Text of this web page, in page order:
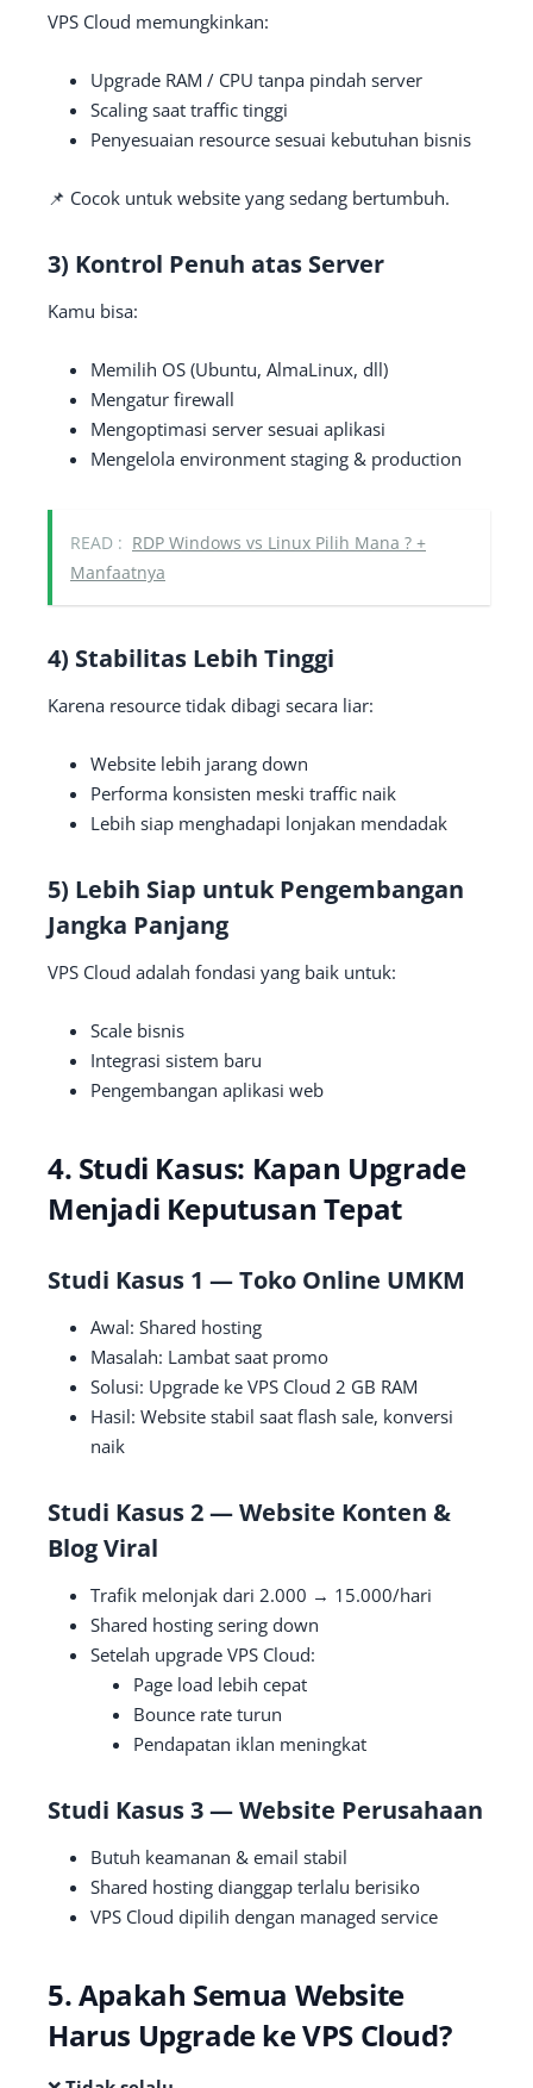
VPS Cloud memungkinkan:
Upgrade RAM / CPU tanpa pindah server
Scaling saat traffic tinggi
Penyesuaian resource sesuai kebutuhan bisnis
📌 Cocok untuk website yang sedang bertumbuh.
3) Kontrol Penuh atas Server
Kamu bisa:
Memilih OS (Ubuntu, AlmaLinux, dll)
Mengatur firewall
Mengoptimasi server sesuai aplikasi
Mengelola environment staging & production
READ : RDP Windows vs Linux Pilih Mana ? +
Manfaatnya
4) Stabilitas Lebih Tinggi
Karena resource tidak dibagi secara liar:
Website lebih jarang down
Performa konsisten meski traffic naik
Lebih siap menghadapi lonjakan mendadak
5) Lebih Siap untuk Pengembangan
Jangka Panjang
VPS Cloud adalah fondasi yang baik untuk:
Scale bisnis
Integrasi sistem baru
Pengembangan aplikasi web
4. Studi Kasus: Kapan Upgrade
Menjadi Keputusan Tepat
Studi Kasus 1 — Toko Online UMKM
Awal: Shared hosting
Masalah: Lambat saat promo
Solusi: Upgrade ke VPS Cloud 2 GB RAM
Hasil: Website stabil saat flash sale, konversi
naik
Studi Kasus 2 — Website Konten &
Blog Viral
Trafik melonjak dari 2.000 → 15.000/hari
Shared hosting sering down
Setelah upgrade VPS Cloud:
Page load lebih cepat
Bounce rate turun
Pendapatan iklan meningkat
Studi Kasus 3 — Website Perusahaan
Butuh keamanan & email stabil
Shared hosting dianggap terlalu berisiko
VPS Cloud dipilih dengan managed service
5. Apakah Semua Website
Harus Upgrade ke VPS Cloud?